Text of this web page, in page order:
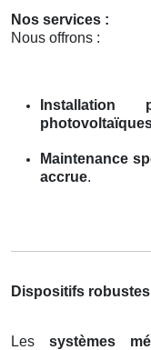
Nos services :
Nous offrons :
Installation
Maintenance
accrue.
Dispositifs robustes
Lessystèmes